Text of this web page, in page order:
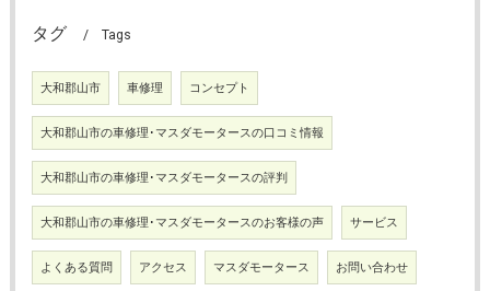
タグ Tags
大和郡山市 車修理 コンセプト
大和郡山市の車修理･マスダモータースの口コミ情報
大和郡山市の車修理･マスダモータースの評判
大和郡山市の車修理･マスダモータースのお客様の声 サービス
よくある質問 アクセス マスダモータース お問い合わせ